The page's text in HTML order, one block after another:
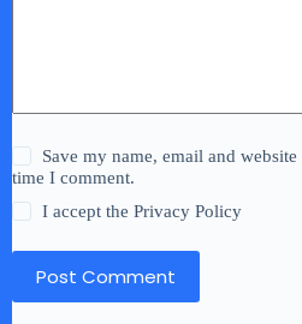
Save my name, email and
time I comment.
I accept thePrivacy Policy
Post Comment